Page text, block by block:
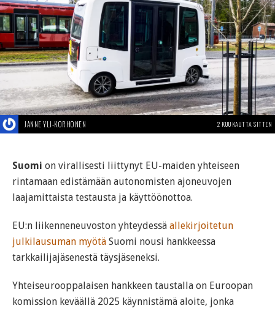
JANNE YLI-KORHONEN 2 KUUKAUTTA SITTEN
Suomi on virallisesti liittynyt EU-maiden yhteiseen
rintamaan edistämään autonomisten ajoneuvojen
laajamittaista testausta ja käyttöönottoa.
EU:n liikenneneuvoston yhteydessä allekirjoitetun
julkilausuman myötä Suomi nousi hankkeessa
tarkkailijajäsenestä täysjäseneksi.
Yhteiseurooppalaisen hankkeen taustalla on Euroopan
komission keväällä 2025 käynnistämä aloite, jonka